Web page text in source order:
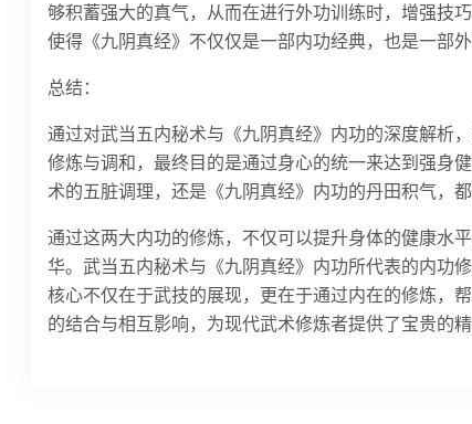
够积蓄强大的真气，从而在进行外功训练时，增强技
使得《九阴真经》不仅仅是一部内功经典，也是一部
总结：
通过对武当五内秘术与《九阴真经》内功的深度解析
修炼与调和，最终目的是通过身心的统一来达到强身
术的五脏调理，还是《九阴真经》内功的丹田积气，
通过这两大内功的修炼，不仅可以提升身体的健康水
华。武当五内秘术与《九阴真经》内功所代表的内功
核心不仅在于武技的展现，更在于通过内在的修炼，
的结合与相互影响，为现代武术修炼者提供了宝贵的精